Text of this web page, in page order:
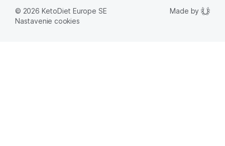
© 2026 KetoDiet Europe SE
Nastavenie cookies
Made by